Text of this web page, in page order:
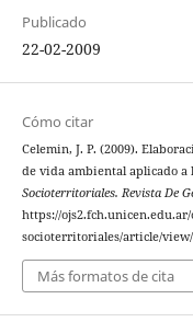
Publicado
22-02-2009
Cómo citar
Celemin, J. P. (2009).
de vida ambiental aplicado a
Socioterritoriales. Revista De
https://
socioterritoriales/article/view/
Más formatos de cita